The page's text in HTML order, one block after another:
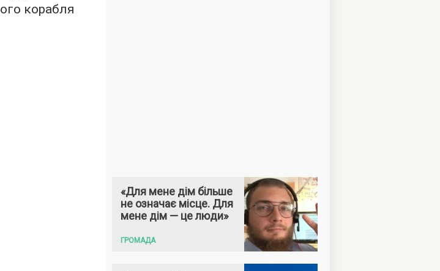
корабля
«Для мене дім більше
не означає місце. Для
мене дім — це люди»
ГРОМАДА